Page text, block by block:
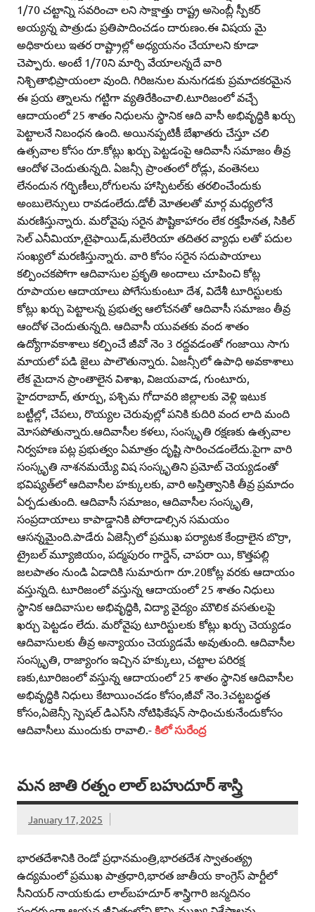
1/70 చట్టాన్ని సవరించా లని సాక్షాత్తు రాష్ట్ర అసెంబ్లీ స్పీకర్‌
అయ్యన్న పాత్రుడు ప్రతిపాదించడం దారుణం.ఈ విషయ మై
అధికారులు ఇతర రాష్ట్రాల్లో అధ్యయనం చేయాలని కూడా
చెప్పారు. అంటే 1/70ని మార్చి వేయాలన్నదే వారి
నిశ్చితాభిప్రాయంలా వుంది. గిరిజనుల మనుగడకు ప్రమాదకరమైన
ఈ ప్రయ త్నాలను గట్టిగా వ్యతిరేకించాలి.టూరిజంలో వచ్చే
ఆదాయంలో 25 శాతం నిధులను స్థానిక ఆది వాసీ అభివృద్ధికి ఖర్చు
పెట్టాలనే నిబంధన ఉంది. అయినప్పటికీ బేఖాతరు చేస్తూ చలి
ఉత్సవాల కోసం రూ.కోట్లు ఖర్చు పెట్టడంపై ఆదివాసీ సమాజం తీవ్ర
ఆందోళ చెందుతున్నది. ఏజన్సీ ప్రాంతంలో రోడ్లు, వంతెనలు
లేనందున గర్భిణీలు,రోగులను హాస్పిటల్‌కు తరలించేందుకు
అంబులెన్సులు రావడంలేదు.డోలీ మోతలతో మార్గ మధ్యలోనే
మరణిస్తున్నారు. మరోవైపు సరైన పౌష్టికాహారం లేక రక్తహీనత, సికిల్‌
సెల్‌ ఎనీమియా,టైఫాయిడ్‌,మలేరియా తదితర వ్యాధు లతో పదుల
సంఖ్యలో మరణిస్తున్నారు. వారి కోసం సరైన సదుపాయాలు
కల్పించకపోగా ఆదివాసుల ప్రకృతి అందాలు చూపించి కోట్ల
రూపాయల ఆదాయాలు పోగేసుకుంటూ దేశ, విదేశీ టూరిస్టులకు
కోట్లు ఖర్చు పెట్టాలన్న ప్రభుత్వ ఆలోచనతో ఆదివాసీ సమాజం తీవ్ర
ఆందోళ చెందుతున్నది. ఆదివాసీ యువతకు వంద శాతం
ఉద్యోగావకాశాలు కల్పించే జీవో నెం 3 రద్దవడంతో గంజాయి సాగు
మాయలో పడి జైలు పాలౌతున్నారు. ఏజన్సీలో ఉపాధి అవకాశాలు
లేక మైదాన ప్రాంతాలైన విశాఖ, విజయవాడ, గుంటూరు,
హైదరాబాద్‌, తూర్పు, పశ్చిమ గోదావరి జిల్లాలకు వెళ్లి ఇటుక
బట్టీల్లో, చేపలు, రొయ్యల చెరువుల్లో పనికి కుదిరి వంద లాది మంది
మోసపోతున్నారు.ఆదివాసీల కళలు, సంస్కృతి రక్షణకు ఉత్సవాల
నిర్వహణ పట్ల ప్రభుత్వం ఏమాత్రం దృష్టి సారించడంలేదు.పైగా వారి
సంస్కృతి నాశనమయ్యే విష సంస్కృతిని ప్రమోట్‌ చెయ్యడంతో
భవిష్యత్‌లో ఆదివాసీల హక్కులకు, వారి అస్తిత్వానికి తీవ్ర ప్రమాదం
ఏర్పడుతుంది. ఆదివాసీ సమాజం, ఆదివాసీల సంస్కృతి,
సంప్రదాయాలు కాపాడ్డానికి పోరాడాల్సిన సమయం
ఆసన్నమైంది.పాడేరు ఏజెన్సీలో ప్రముఖ పర్యాటక కేంద్రాలైన బొర్రా,
ట్రైబల్‌ మ్యూజియం, పద్మపురం గార్డెన్‌, చాపరా యి, కొత్తపల్లి
జలపాతం నుండి ఏడాదికి సుమారుగా రూ.20కోట్ల వరకు ఆదాయం
వస్తున్నది. టూరిజంలో వస్తున్న ఆదాయంలో 25 శాతం నిధులు
స్థానిక ఆదివాసుల అభివృద్ధికి, విద్యా వైద్యం మౌలిక వసతులపై
ఖర్చు పెట్టడం లేదు. మరోవైపు టూరిస్టులకు కోట్లు ఖర్చు చెయ్యడం
ఆదివాసులకు తీవ్ర అన్యాయం చెయ్యడమే అవుతుంది. ఆదివాసీల
సంస్కృతి, రాజ్యాంగం ఇచ్చిన హక్కులు, చట్టాల పరిరక్ష
ణకు,టూరిజంలో వస్తున్న ఆదాయంలో 25 శాతం స్థానిక ఆదివాసీల
అభివృద్ధికి నిధులు కేటాయించడం కోసం,జీవో నెం.3చట్టబద్ధత
కోసం,ఏజెన్సీ స్పెషల్‌ డిఎస్‌సి నోటిఫికేషన్‌ సాధించుకునేందుకోసం
ఆదివాసీలు ముందుకు రావాలి.- కిలో సురేంద్ర
మన జాతి రత్నం లాల్‌ బహుదూర్‌ శాస్త్రి
January 17, 2025
భారతదేశానికి రెండో ప్రధానమంత్రి,భారతదేశ స్వాతంత్య్ర
ఉద్యమంలో ప్రముఖ పాత్రధారి,భారత జాతీయ కాంగ్రెస్‌ పార్టీలో
సీనియర్‌ నాయకుడు లాల్‌బహదూర్‌ శాస్త్రిగారి జన్మదినం